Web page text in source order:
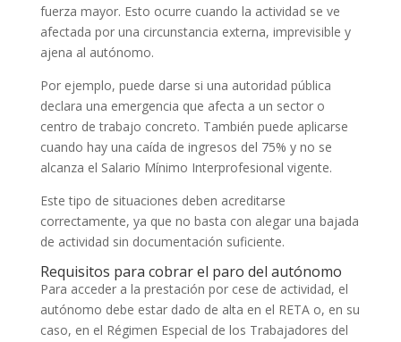
fuerza mayor. Esto ocurre cuando la actividad se ve
afectada por una circunstancia externa, imprevisible y
ajena al autónomo.
Por ejemplo, puede darse si una autoridad pública
declara una emergencia que afecta a un sector o
centro de trabajo concreto. También puede aplicarse
cuando hay una caída de ingresos del 75% y no se
alcanza el Salario Mínimo Interprofesional vigente.
Este tipo de situaciones deben acreditarse
correctamente, ya que no basta con alegar una bajada
de actividad sin documentación suficiente.
Requisitos para cobrar el paro del autónomo
Para acceder a la prestación por cese de actividad, el
autónomo debe estar dado de alta en el RETA o, en su
caso, en el Régimen Especial de los Trabajadores del